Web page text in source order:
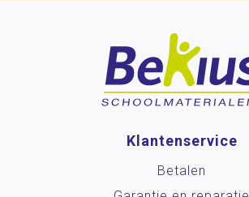
Klantenservice
Betalen